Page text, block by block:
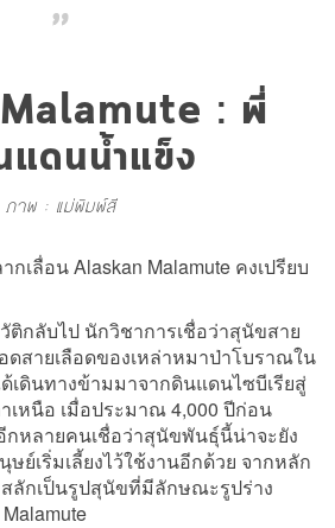
: พี่
ดนน้ำแข็ง
าพ : แม่พิมพ์สี
เลื่อน Alaskan Malamute คงเปรียบ
ติกลับไป นักวิชาการเชื่อว่าสุนัขสาย
สายเลือดของเหล่าหมาป่าโบราณใน
เดินทางข้ามมาจากดินแดนไซบีเรียสู่
เหนือ เมื่อประมาณ 4,000 ปีก่อน
กหลายคนเชื่อว่าสุนัขพันธุ์นี้น่าจะยัง
ย์เริ่มเลี้ยงไว้ใช้งานอีกด้วย จากหลัก
ลักเป็นรูปสุนัขที่มีลักษณะรูปร่าง